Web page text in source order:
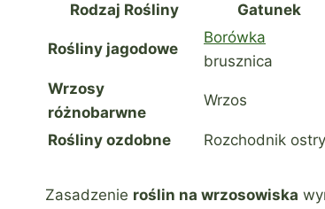
Rodzaj Rośliny Gatunek
Rośliny jagodowe
Borówka
brusznica
Wrzosy
różnobarwne
Wrzos
Rośliny ozdobne
Rozchodnik ostry
Zasadzenie roślin na wrzosowiska